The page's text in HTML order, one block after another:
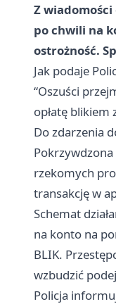
Z
po chwili na
ostrożność.
Jak podaje
“Oszuści
opłatę blikiem
Do zdarzenia
rzekomych
transakcję w
Schemat
na konto na
BLIK.
wzbudzić
Policja